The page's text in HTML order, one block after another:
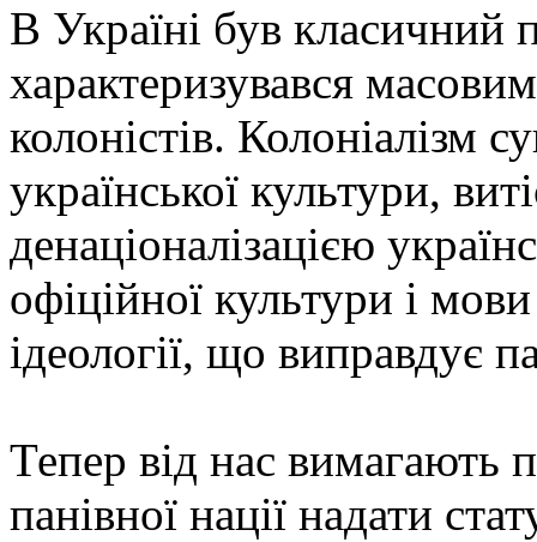
В Україні був класичний
характеризувався
колоністів. Колоніалізм
української культури,
денаціоналізацією
офіційної культури і
ідеології, що виправдує
Тепер від нас вимагають
панівної нації надати